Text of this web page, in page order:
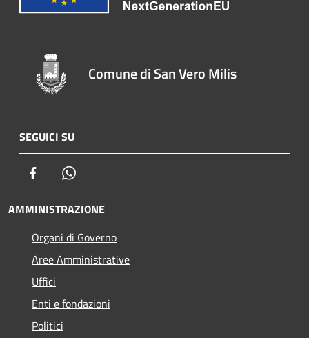
Comune di San Vero Milis
SEGUICI SU
Facebook
AMMINISTRAZIONE
Organi di Governo
Aree Amministrative
Uffici
Enti e fondazioni
Politici